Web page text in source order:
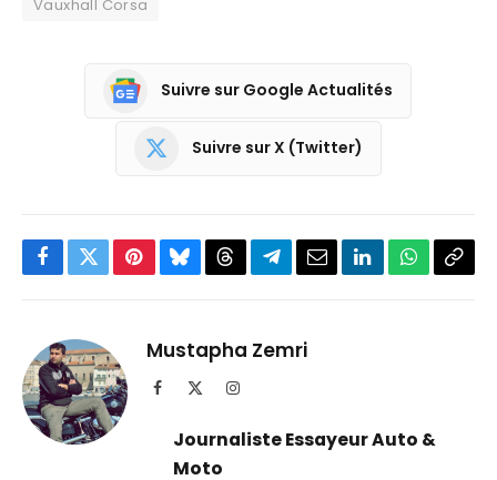
Vauxhall Corsa
Suivre sur Google Actualités
Suivre sur X (Twitter)
Facebook
TwitterPinterestBlueskyThreadsPartager
Telegram
EmailLinkedInWhatsApp
Mustapha Zemri
Facebook Instagram
Journaliste Essayeur Auto &
Moto